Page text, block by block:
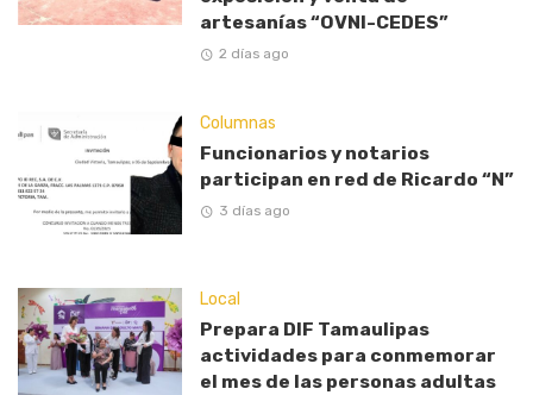
artesanías “OVNI-CEDES”
2 días ago
Columnas
Funcionarios y notarios
participan en red de Ricardo “N”
3 días ago
Local
Prepara DIF Tamaulipas
actividades para conmemorar
el mes de las personas adultas